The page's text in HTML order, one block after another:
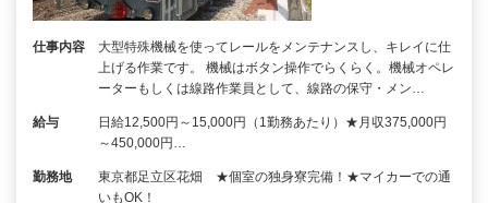
仕事内容
大型特殊機械を使ってレールをメンテナンスし、キレイに仕
上げる作業です。 機械はボタン操作でらくらく。機械オペレ
ーターもしくは線路作業員として、線路の保守・メン…
給与
日給12,500円～15,000円（1勤務あたり）★月収375,000円
～450,000円…
勤務地
東京都足立区花畑 ★個室の独身寮完備！★マイカーでの通
いもOK！